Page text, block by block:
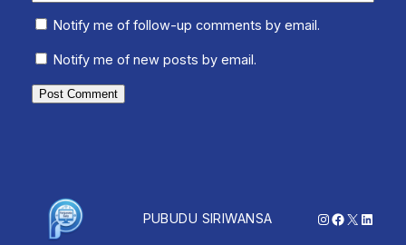
Notify me of follow-up comments by email.
Notify me of new posts by email.
PUBUDU SIRIWANSA Instagram
Facebook
X